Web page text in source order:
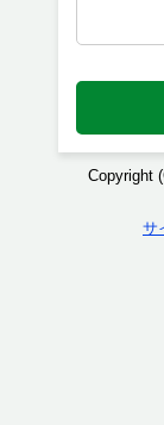
Copyright
サ